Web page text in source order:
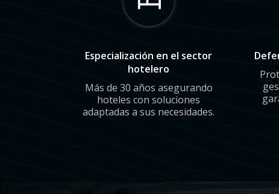
Especialización en el sector
hotelero
Más de 30 años asegurando
hoteles con soluciones
adaptadas a sus necesidades.